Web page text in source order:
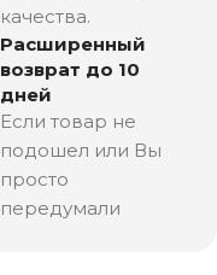
качества.
Расширенный
возврат до 10
дней
Если товар не
подошел или Вы
просто
передумали